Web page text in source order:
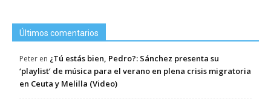
Últimos comentarios
Peter en ¿Tú estás bien, Pedro?: Sánchez presenta su
‘playlist’ de música para el verano en plena crisis migratoria
en Ceuta y Melilla (Video)